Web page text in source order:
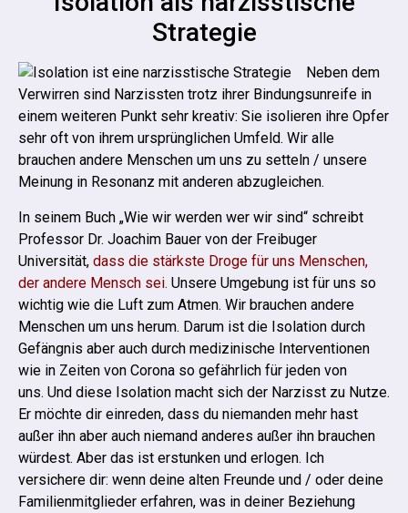
Strategie
Neben dem
Verwirren sind Narzissten trotz ihrer Bindungsunreife in
einem weiteren Punkt sehr kreativ: Sie isolieren ihre Opfer
sehr oft von ihrem ursprünglichen Umfeld. Wir alle
brauchen andere Menschen um uns zu setteln / unsere
Meinung in Resonanz mit anderen abzugleichen.
In seinem Buch „Wie wir werden wer wir sind“ schreibt
Professor Dr. Joachim Bauer von der Freibuger
Universität, dass die stärkste Droge für uns Menschen,
der andere Mensch sei. Unsere Umgebung ist für uns so
wichtig wie die Luft zum Atmen. Wir brauchen andere
Menschen um uns herum. Darum ist die Isolation durch
Gefängnis aber auch durch medizinische Interventionen
wie in Zeiten von Corona so gefährlich für jeden von
uns. Und diese Isolation macht sich der Narzisst zu Nutze.
Er möchte dir einreden, dass du niemanden mehr hast
außer ihn aber auch niemand anderes außer ihn brauchen
würdest. Aber das ist erstunken und erlogen. Ich
versichere dir: wenn deine alten Freunde und / oder deine
Familienmitglieder erfahren, was in deiner Beziehung